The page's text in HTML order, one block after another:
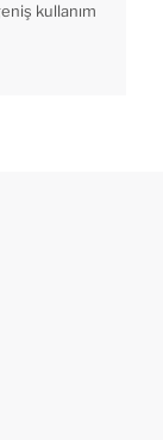
kullanım